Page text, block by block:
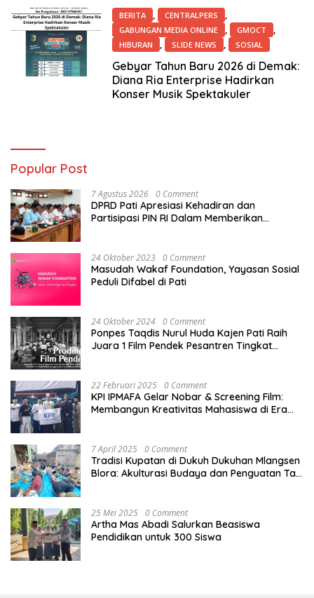
BERITA CENTRALPERS
GABUNGAN MEDIA ONLINE GMOCT
HIBURAN SLIDE NEWS SOSIAL
22 Desember 2025
Gebyar Tahun Baru 2026 di Demak:
Diana Ria Enterprise Hadirkan
Konser Musik Spektakuler
Popular Post
7 Agustus 2026 0 Comment
DPRD Pati Apresiasi Kehadiran dan
Partisipasi PIN RI Dalam Memberikan
24 Oktober 2023 0 Comment
Masudah Wakaf Foundation, Yayasan Sosial
Peduli Difabel di Pati
24 Oktober 2024 0 Comment
Ponpes Taqdis Nurul Huda Kajen Pati Raih
Juara 1 Film Pendek Pesantren Tingkat
22 Februari 2025 0 Comment
KPI IPMAFA Gelar Nobar & Screening Film:
Membangun Kreativitas Mahasiswa di Era
7 April 2025 0 Comment
Tradisi Kupatan di Dukuh Dukuhan Mlangsen
Blora: Akulturasi Budaya dan Penguatan Tali
25 Mei 2025 0 Comment
Artha Mas Abadi Salurkan Beasiswa
Pendidikan untuk 300 Siswa